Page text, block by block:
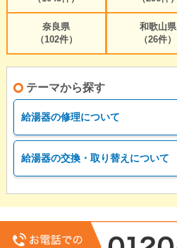
奈良県
（102件）
和歌山県
（26件）
テーマから探す
給湯器の修理について
給湯器の交換・取り替えについて